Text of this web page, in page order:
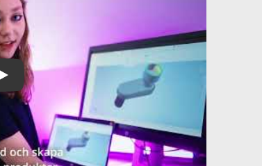
Play Video